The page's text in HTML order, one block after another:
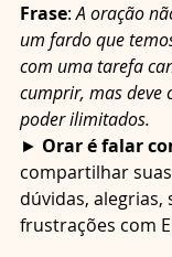
Frase: A oração
um fardo que
com uma tarefa
cumprir, mas deve
poder ilimitados.
► Orar é falar
compartilhar
dúvidas, alegrias,
frustrações com